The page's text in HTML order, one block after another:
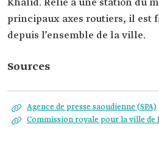
Khalid. Relié à une station du
principaux axes routiers, il est
depuis l’ensemble de la ville.
Sources
Agence de presse saoudienne (SPA)
Commission royale pour la ville de